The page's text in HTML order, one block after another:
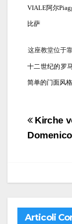
VIALE阿尔
比萨
这座教堂位于
十二世纪的罗
简单的门面风
articoli
Kirche
Domenico
Articoli